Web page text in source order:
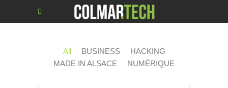
All BUSINESS
HACKING
MADE IN ALSACE
NUMÉRIQUE